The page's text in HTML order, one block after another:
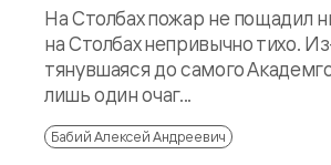
На Столбах пожар не пощадил
на Столбах непривычно тихо.
тянувшаяся до самого
лишь один очаг...
Бабий Алексей Андреевич